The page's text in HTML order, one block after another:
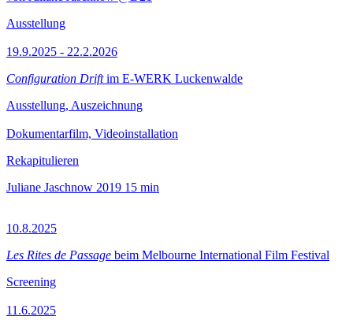
Ausstellung
19.9.2025 - 22.2.2026
Configuration Driftim E-WERK Luckenwalde
Ausstellung, Auszeichnung
Dokumentarfilm, Videoinstallation
Rekapitulieren
Juliane Jaschnow 2019 15 min
10.8.2025
Les Rites de Passage beim Melbourne International Film Festival
Screening
11.6.2025